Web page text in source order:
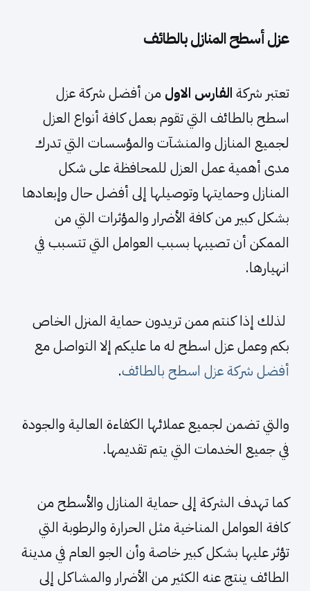
عزل أسطح المنازل بالطائف
تعتبر شركة الفارس الاول من أفضل شركة عزل
اسطح بالطائف التي تقوم بعمل كافة أنواع العزل
لجميع المنازل والمنشآت والمؤسسات التي تدرك
مدى أهمية عمل العزل للمحافظة على شكل
المنازل وحمايتها وتوصيلها إلى أفضل حال وإبعادها
بشكل كبير من كافة الأضرار والمؤثرات التي من
الممكن أن تصيبها بسبب العوامل التي تتسبب في
انهيارها.
لذلك إذا كنتم ممن تريدون حماية المنزل الخاص
بكم وعمل عزل اسطح له ما عليكم إلا التواصل مع
أفضل شركة عزل اسطح بالطائف.
والتي تضمن لجميع عملائها الكفاءة العالية والجودة
في جميع الخدمات التي يتم تقديمها.
كما تهدف الشركة إلى حماية المنازل والأسطح من
كافة العوامل المناخية مثل الحرارة والرطوبة التي
تؤثر عليها بشكل كبير خاصة وأن الجو العام في مدينة
الطائف ينتج عنه الكثير من الأضرار والمشاكل إلى